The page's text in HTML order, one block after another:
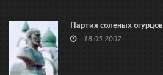
Партия соленых огурцов
18.05.2007